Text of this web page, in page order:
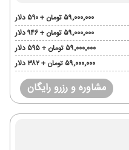
۵۹٬۰۰۰٬۰۰۰ تومان + ۵۹۰ دلار
۵۹٬۰۰۰٬۰۰۰ تومان + ۹۴۶ دلار
۵۹٬۰۰۰٬۰۰۰ تومان + ۵۹۵ دلار
۵۹٬۰۰۰٬۰۰۰ تومان + ۳۸۲ دلار
مشاوره و رزرو رایگان